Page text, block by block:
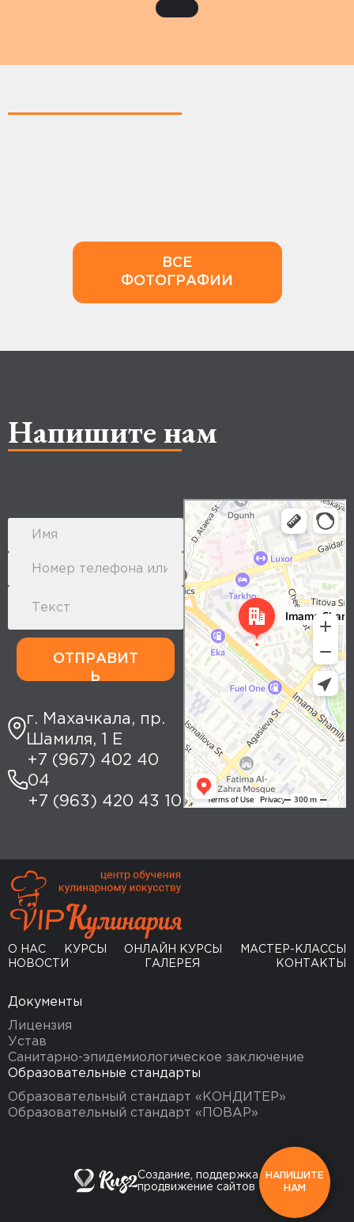
ВСЕ
ФОТОГРАФИИ
Напишите нам
ОТПРАВИТ
Ь
г. Махачкала, пр.
Шамиля, 1 Е
+7 (967) 402 40
04
+7 (963) 420 43 10
Makhachkala
Yandex Maps: search for places,
transport, and routes
О НАС КУРСЫ ОНЛАЙН КУРСЫ
МАСТЕР-КЛАССЫ
НОВОСТИ
ГАЛЕРЕЯ КОНТАКТЫ
Документы
Лицензия
Устав
Санитарно-эпидемиологическое заключение
Образовательные стандарты
Образовательный стандарт «КОНДИТЕР»
Образовательный стандарт «ПОВАР»
Создание, поддержка и
продвижение сайтов
НАПИШИТЕ
НАМ